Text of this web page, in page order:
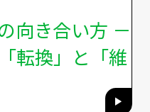
向き合い方 －
転換」と「維